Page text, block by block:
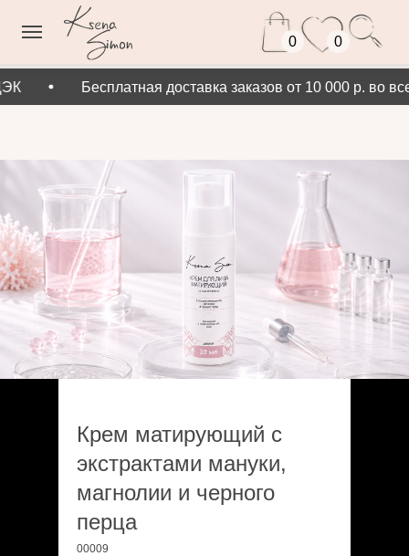
0 0
Бесплатная доставка заказов от 10 000 р. во
Крем матирующий с
экстрактами мануки,
магнолии и черного
перца
00009